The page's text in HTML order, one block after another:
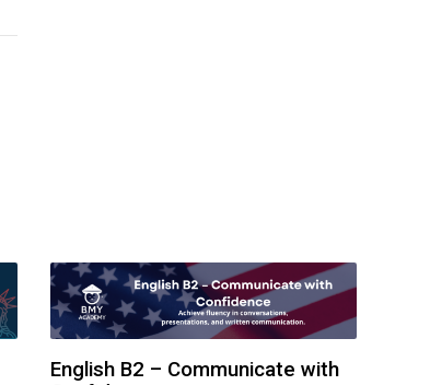
English B2 – Communicate with